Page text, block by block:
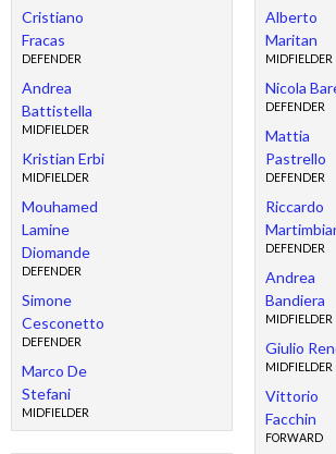
Cristiano
Fracas
DEFENDER
Andrea
Battistella
MIDFIELDER
Kristian Erbi
MIDFIELDER
Mouhamed
Lamine
Diomande
DEFENDER
Simone
Cesconetto
DEFENDER
Marco De
Stefani
MIDFIELDER
Alberto
Maritan
MIDFIELDER
Nicola
DEFENDER
Mattia
Pastrello
DEFENDER
Riccardo
DEFENDER
Andrea
Bandiera
MIDFIELDER
Giulio
MIDFIELDER
Vittorio
Facchin
FORWARD